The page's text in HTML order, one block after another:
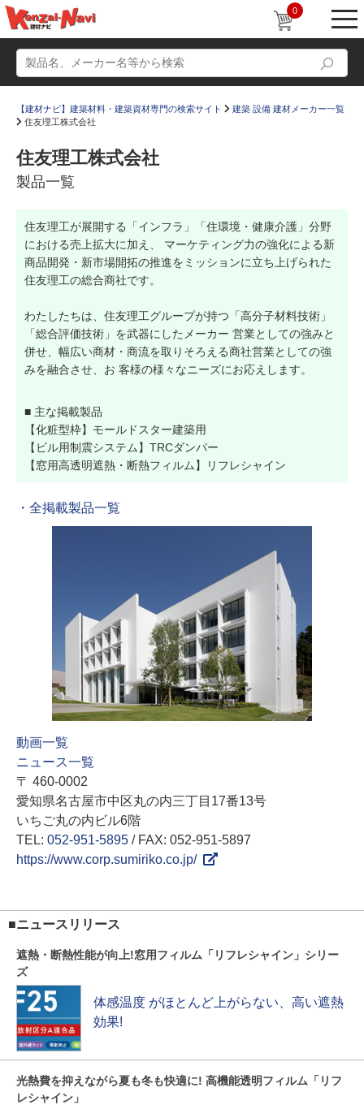
0
かたなび コラム
すまいリング 設計士インタビュー
Q＆A
お気に入り
【建材ナビ】建築材料・建築資材専門の検索サイト
建築 設備 建材メーカー一覧
住友理工株式会社
住友理工株式会社
製品一覧
住友理工が展開する「インフラ」「住環境・健康介護」分野
における売上拡大に加え、 マーケティング力の強化による新
商品開発・新市場開拓の推進をミッションに立ち上げられた
住友理工の総合商社です。
わたしたちは、住友理工グループが持つ「高分子材料技術」
「総合評価技術」を武器にしたメーカー 営業としての強みと
併せ、幅広い商材・商流を取りそろえる商社営業としての強
みを融合させ、お 客様の様々なニーズにお応えします。
■ 主な掲載製品
【化粧型枠】モールドスター建築用
【ビル用制震システム】TRCダンパー
【窓用高透明遮熱・断熱フィルム】リフレシャイン
・全掲載製品一覧
動画一覧
ニュース一覧
〒 460-0002
愛知県名古屋市中区丸の内三丁目17番13号
いちご丸の内ビル6階
TEL: 052-951-5895 / FAX: 052-951-5897
https://www.corp.sumiriko.co.jp/
■ニュースリリース
遮熱・断熱性能が向上!窓用フィルム「リフレシャイン」シリー
ズ
体感温度 がほとんど上がらない、高い遮熱
効果!
光熱費を抑えながら夏も冬も快適に! 高機能透明フィルム「リフ
レシャイン」